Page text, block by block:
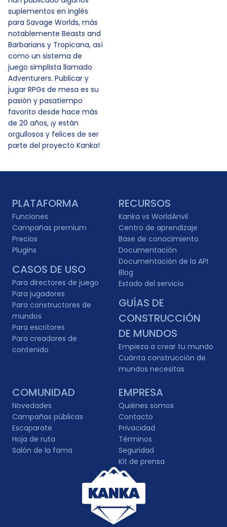
suplementos en inglés
para Savage Worlds, más
notablemente Beasts and
Barbarians y Tropicana, así
como un sistema de
juego simplista llamado
Adventurers. Publicar y
jugar RPGs de mesa es su
pasión y pasatiempo
favorito desde hace más
de 20 años, ¡y están
orgullosos y felices de ser
parte del proyecto Kanka!
PLATAFORMA
Funciones
Campañas premium
Precios
Plugins
CASOS DE USO
Para directores de juego
Para jugadores
Para constructores de
mundos
Para escritores
Para creadores de
contenido
RECURSOS
Kanka vs WorldAnvil
Centro de aprendizaje
Base de conocimiento
Documentación
Documentación de la API
Blog
Estado del servicio
GUÍAS DE
CONSTRUCCIÓN
DE MUNDOS
Empieza a crear tu mundo
Cuánta construcción de
mundos necesitas
COMUNIDAD
Novedades
Campañas públicas
Escaparate
Hoja de ruta
Salón de la fama
EMPRESA
Quiénes somos
Contacto
Privacidad
Términos
Seguridad
Kit de prensa